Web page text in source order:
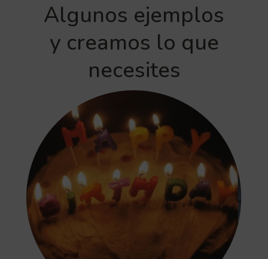
Algunos ejemplos
y creamos lo que
necesites